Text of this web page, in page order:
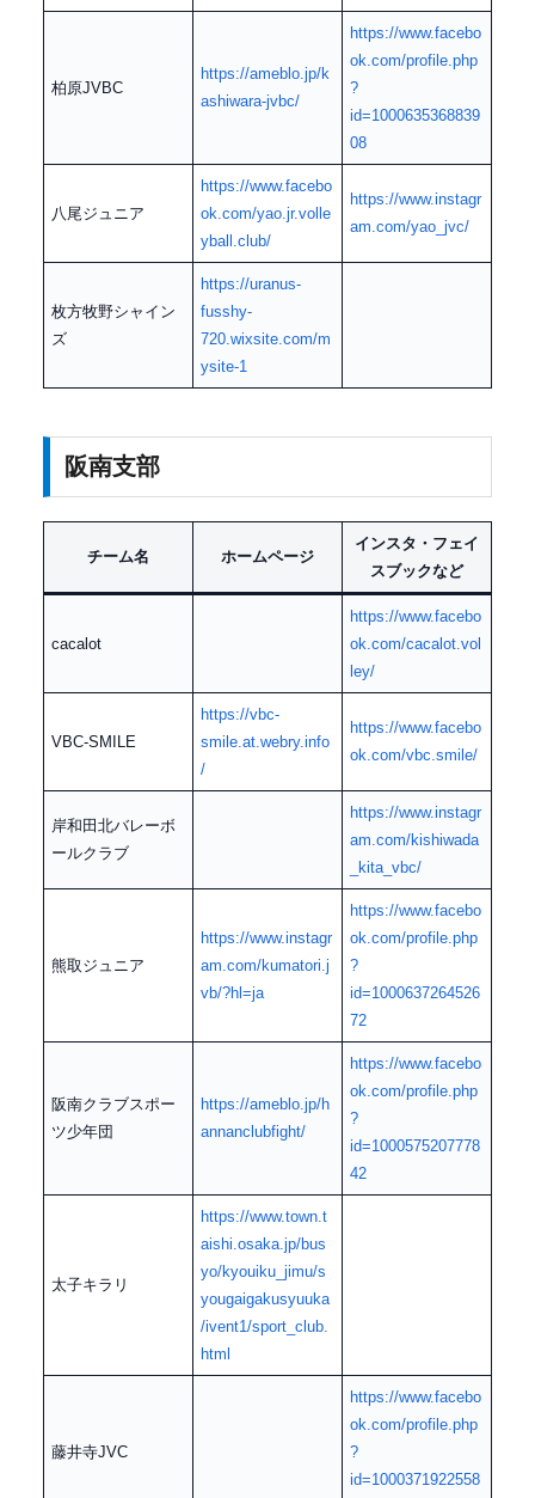
柏原JVBC
https://ameblo.jp/k
ashiwara-jvbc/
https://www.facebo
ok.com/profile.php
?
id=1000635368839
08
八尾ジュニア
https://www.facebo
ok.com/yao.jr.volle
yball.club/
https://www.instagr
am.com/yao_jvc/
枚方牧野シャイン
ズ
https://uranus-
fusshy-
720.wixsite.com/m
ysite-1
阪南支部
チーム名 ホームページ
インスタ・フェイ
スブックなど
cacalot
https://www.facebo
ok.com/cacalot.vol
ley/
VBC-SMILE
https://vbc-
smile.at.webry.info
/
https://www.facebo
ok.com/vbc.smile/
岸和田北バレーボ
ールクラブ
https://www.instagr
am.com/kishiwada
_kita_vbc/
熊取ジュニア
https://www.instagr
am.com/kumatori.j
vb/?hl=ja
https://www.facebo
ok.com/profile.php
?
id=1000637264526
72
阪南クラブスポー
ツ少年団
https://ameblo.jp/h
annanclubfight/
https://www.facebo
ok.com/profile.php
?
id=1000575207778
42
太子キラリ
https://www.town.t
aishi.osaka.jp/bus
yo/kyouiku_jimu/s
yougaigakusyuuka
/ivent1/sport_club.
html
藤井寺JVC
https://www.facebo
ok.com/profile.php
?
id=1000371922558